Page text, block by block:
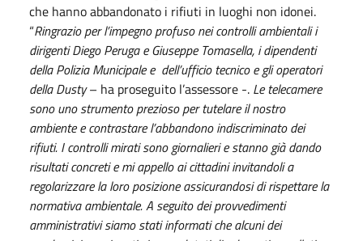
che hanno abbandonato i rifiuti in luoghi non idonei.
“Ringrazio per l’impegno profuso nei controlli ambientali i
dirigenti Diego Peruga e Giuseppe Tomasella, i dipendenti
della Polizia Municipale e dell’ufficio tecnico e gli operatori
della Dusty– ha proseguito l’assessore -. Le telecamere
sono uno strumento prezioso per tutelare il nostro
ambiente e contrastare l’abbandono indiscriminato dei
rifiuti. I controlli mirati sono giornalieri e stanno già dando
risultati concreti e mi appello ai cittadini invitandoli a
regolarizzare la loro posizione assicurandosi di rispettare la
normativa ambientale. A seguito dei provvedimenti
amministrativi siamo stati informati che alcuni dei